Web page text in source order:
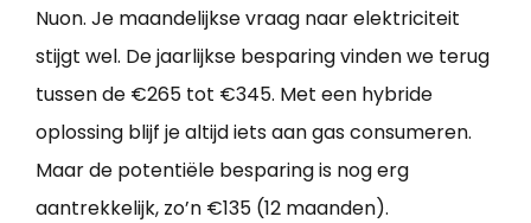
Nuon. Je maandelijkse vraag naar elektriciteit
stijgt wel. De jaarlijkse besparing vinden we terug
tussen de €265 tot €345. Met een hybride
oplossing blijf je altijd iets aan gas consumeren.
Maar de potentiële besparing is nog erg
aantrekkelijk, zo’n €135 (12 maanden).